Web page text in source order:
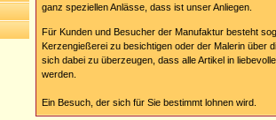
ganz speziellen Anlässe, dass ist unser Anliegen.
Für Kunden und Besucher der Manufaktur besteht
Kerzengießerei zu besichtigen oder der Malerin über
sich dabei zu überzeugen, dass alle Artikel in
werden.
Ein Besuch, der sich für Sie bestimmt lohnen wird.